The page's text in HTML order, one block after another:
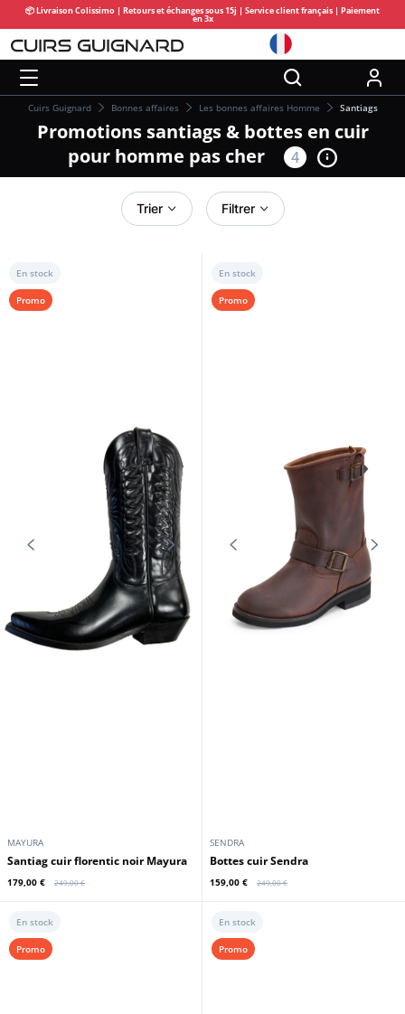
📦 Livraison Colissimo | Retours et échanges sous 15j | Service client français | Paiement
en 3x
Cuirs Guignard Bonnes affaires Les bonnes affaires Homme Santiags
Promotions santiags & bottes en cuir
pour homme pas cher
4
Trier Filtrer
MAYURA
Santiag cuir florentic noir Mayura
179,00 € 249,00 €
En stock
Promo
SENDRA
bottes cuir Sendra
159,00 € 249,00 €
En stock
Promo
En stock
Promo
En stock
Promo